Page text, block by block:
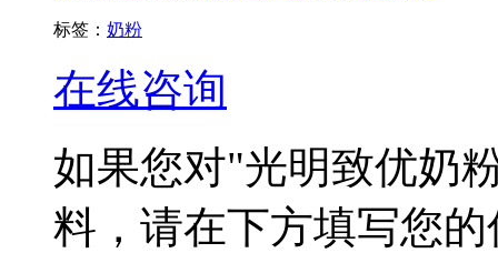
标签： 奶粉
在线咨询
如果您对"光明致优奶
料，请在下方填写您